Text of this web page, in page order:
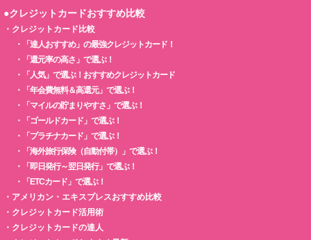
●クレジットカードおすすめ比較
・ クレジットカード比較
・
「達人おすすめ」の最強クレジットカード！
・
「還元率の高さ」で選ぶ！
・
「人気」で選ぶ！おすすめクレジットカード
・
「年会費無料＆高還元」で選ぶ！
・
「マイルの貯まりやすさ」で選ぶ！
・
「ゴールドカード」で選ぶ！
・
「プラチナカード」で選ぶ！
・
「海外旅行保険（自動付帯）」で選ぶ！
・
「即日発行～翌日発行」で選ぶ！
・
「ETCカード」で選ぶ！
・ アメリカン・エキスプレスおすすめ比較
・ クレジットカード活用術
・ クレジットカードの達人